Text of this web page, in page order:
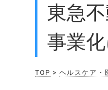
東急
事業
TOP > ヘルスケア・